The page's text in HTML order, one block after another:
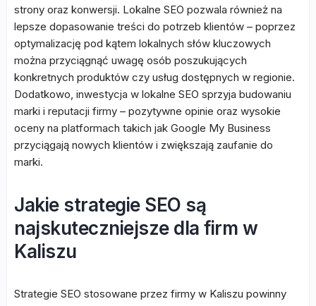
strony oraz konwersji. Lokalne SEO pozwala również na
lepsze dopasowanie treści do potrzeb klientów – poprzez
optymalizację pod kątem lokalnych słów kluczowych
można przyciągnąć uwagę osób poszukujących
konkretnych produktów czy usług dostępnych w regionie.
Dodatkowo, inwestycja w lokalne SEO sprzyja budowaniu
marki i reputacji firmy – pozytywne opinie oraz wysokie
oceny na platformach takich jak Google My Business
przyciągają nowych klientów i zwiększają zaufanie do
marki.
Jakie strategie SEO są
najskuteczniejsze dla firm w
Kaliszu
Strategie SEO stosowane przez firmy w Kaliszu powinny